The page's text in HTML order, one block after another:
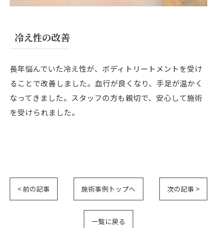
冷え性の改善
長年悩んでいた冷え性が、ボディトリートメントを受け
ることで改善しました。血行が良くなり、手足が温かく
なってきました。スタッフの方も親切で、安心して施術
を受けられました。
< 前の記事 施術事例トップへ 次の記事 >
一覧に戻る